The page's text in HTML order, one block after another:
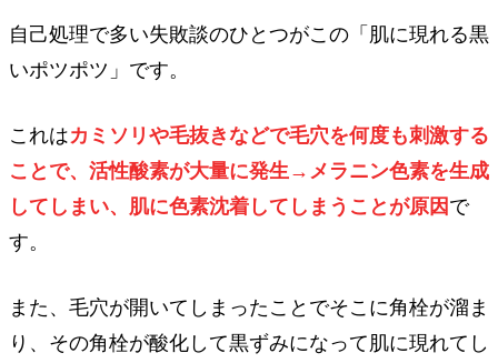
自己処理で多い失敗談のひとつがこの「肌に現れる黒
いポツポツ」です。
これはカミソリや毛抜きなどで毛穴を何度も刺激する
ことで、活性酸素が大量に発生→メラニン色素を生成
してしまい、肌に色素沈着してしまうことが原因 で
す。
また、毛穴が開いてしまったことでそこに角栓が溜ま
り、その角栓が酸化して黒ずみになって肌に現れてし